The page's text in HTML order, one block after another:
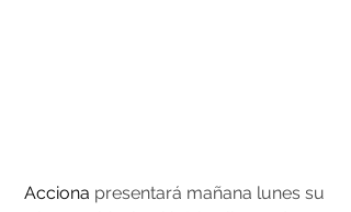
Acciona presentará mañana lunes su